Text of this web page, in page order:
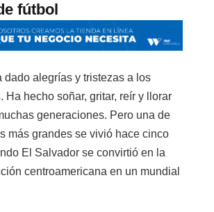
fútbol
dado alegrías y tristezas a los
Ha hecho soñar, gritar, reír y llorar
generaciones. Pero una de
más grandes se vivió hace cinco
El Salvador se convirtió en la
centroamericana en un mundial